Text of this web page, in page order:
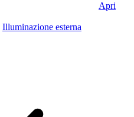
Apri
Illuminazione esterna